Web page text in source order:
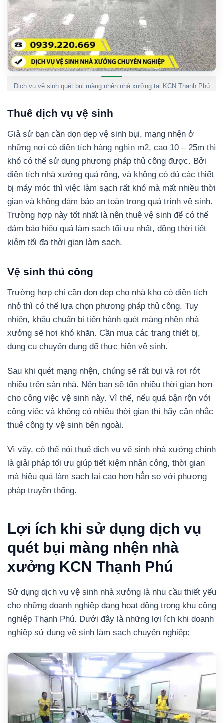
Dịch vụ vệ sinh quét bụi màng nhện nhà xưởng tại KCN Thạnh Phú
Thuê dịch vụ vệ sinh
Giả sử bạn cần dọn dẹp vệ sinh bụi, mạng nhện ở
những nơi có diện tích hàng nghìn m2, cao 10 – 25m thì
khó có thể sử dụng phương pháp thủ công được. Bởi
diện tích nhà xưởng quá rộng, và không có đủ các thiết
bị máy móc thì việc làm sạch rất khó mà mất nhiều thời
gian và không đảm bảo an toàn trong quá trình vệ sinh.
Trường hợp này tốt nhất là nên thuê vệ sinh để có thể
đảm bảo hiệu quả làm sạch tối ưu nhất, đồng thời tiết
kiệm tối đa thời gian làm sạch.
Vệ sinh thủ công
Trường hợp chỉ cần dọn dẹp cho nhà kho có diện tích
nhỏ thì có thể lựa chọn phương pháp thủ công. Tuy
nhiên, khâu chuẩn bị tiến hành quét màng nhện nhà
xưởng sẽ hơi khó khăn. Cần mua các trang thiết bị,
dụng cụ chuyên dụng để thực hiện vệ sinh.
Sau khi quét mạng nhện, chúng sẽ rất bụi và rơi rớt
nhiều trên sàn nhà. Nên bạn sẽ tốn nhiều thời gian hơn
cho công việc vệ sinh này. Vì thế, nếu quá bận rộn với
công việc và không có nhiều thời gian thì hãy cân nhắc
thuê công ty vệ sinh bên ngoài.
Vì vậy, có thể nói thuê dịch vụ vệ sinh nhà xưởng chính
là giải pháp tối ưu giúp tiết kiệm nhân công, thời gian
mà hiệu quả làm sạch lại cao hơn hẳn so với phương
pháp truyền thống.
Lợi ích khi sử dụng dịch vụ
quét bụi màng nhện nhà
xưởng KCN Thạnh Phú
Sử dụng dịch vụ vệ sinh nhà xưởng là nhu cầu thiết yếu
cho những doanh nghiệp đang hoạt động trong khu công
nghiệp Thạnh Phú. Dưới đây là những lợi ích khi doanh
nghiệp sử dụng vệ sinh làm sạch chuyên nghiệp: